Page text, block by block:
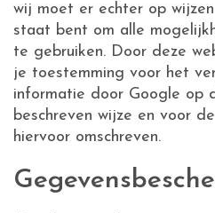
wij moet er echter op
staat bent om alle
te gebruiken. Door deze
je toestemming voor het
informatie door Google op
beschreven wijze en voor
hiervoor omschreven.